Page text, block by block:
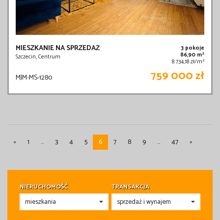
MIESZKANIE NA SPRZEDAŻ
Szczecin, Centrum
3 pokoje
86,90 m2
8 734,18 zł/m2
MJM-MS-1280 759 000 zł
« 1 ... 3 4 5 6 7 8 9 ... 47 »
NIERUCHOMOŚĆ TRANSAKCJA